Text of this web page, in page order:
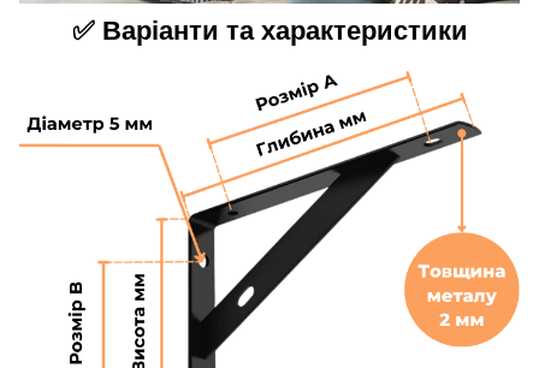
✅ Варіанти та характеристики